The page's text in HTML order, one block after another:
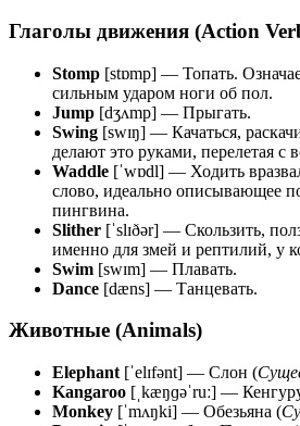
Глаголы движения (Action
Stomp [stɒmp] — Топать.
сильным ударом ноги об пол.
Jump [dʒʌmp] — Прыгать.
Swing [swɪŋ] — Качаться,
делают это руками, перелетая с
Waddle [ˈwɒdl] — Ходить
слово, идеально описывающее
пингвина.
Slither [ˈslɪðər] — Скользить,
именно для змей и рептилий, у
Swim [swɪm] — Плавать.
Dance [dæns] — Танцевать.
Животные (Animals)
Elephant [ˈelɪfənt] — Слон (
Kangaroo [ˌkæŋɡəˈruː] —
Monkey [ˈmʌŋki] — Обезьяна (